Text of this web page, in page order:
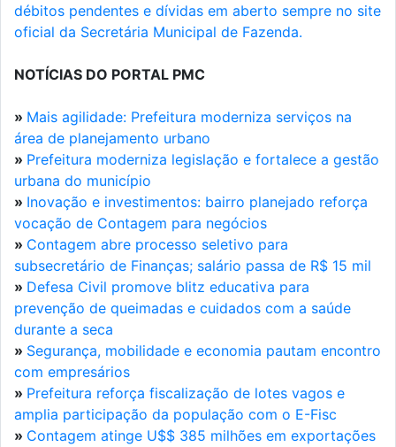
débitos pendentes e dívidas em aberto sempre no site
oficial da Secretária Municipal de Fazenda.
NOTÍCIAS DO PORTAL PMC
» Mais agilidade: Prefeitura moderniza serviços na
área de planejamento urbano
» Prefeitura moderniza legislação e fortalece a gestão
urbana do município
» Inovação e investimentos: bairro planejado reforça
vocação de Contagem para negócios
» Contagem abre processo seletivo para
subsecretário de Finanças; salário passa de R$ 15 mil
» Defesa Civil promove blitz educativa para
prevenção de queimadas e cuidados com a saúde
durante a seca
» Segurança, mobilidade e economia pautam encontro
com empresários
» Prefeitura reforça fiscalização de lotes vagos e
amplia participação da população com o E-Fisc
» Contagem atinge U$$ 385 milhões em exportações